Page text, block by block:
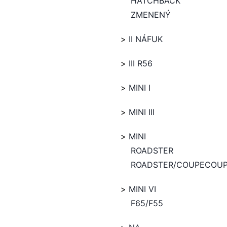
ZMENENÝ
II NÁFUK
III R56
MINI I
MINI III
MINI
ROADSTER
ROADSTER/
MINI VI
F65/F55